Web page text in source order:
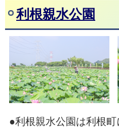
利根親水公園
●利根親水公園は利根